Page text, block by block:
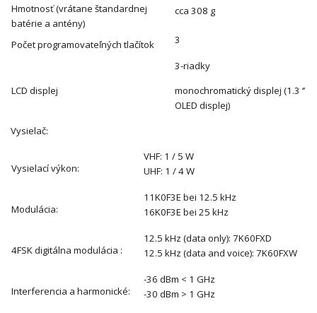
Hmotnosť (vrátane štandardnej
batérie a antény)
cca 308 g
Počet programovateľných tlačítok 3
LCD displej
3-riadky
monochromatický displej (1.3 ‘’
OLED displej)
Vysielač:
Vysielací výkon:
VHF: 1 / 5 W
UHF: 1 / 4 W
Modulácia:
11K0F3E bei 12.5 kHz
16K0F3E bei 25 kHz
4FSK digitálna modulácia :
12.5 kHz (data only): 7K60FXD
12.5 kHz (data and voice): 7K60FXW
Interferencia a harmonické:
-36 dBm < 1 GHz
-30 dBm > 1 GHz